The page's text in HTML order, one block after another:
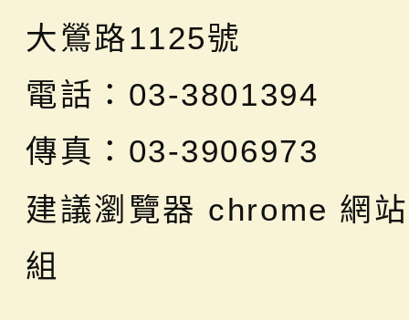
大鶯路1125號
電話：03-3801394
傳真：03-3906973
建議瀏覽器 chrome 網
組